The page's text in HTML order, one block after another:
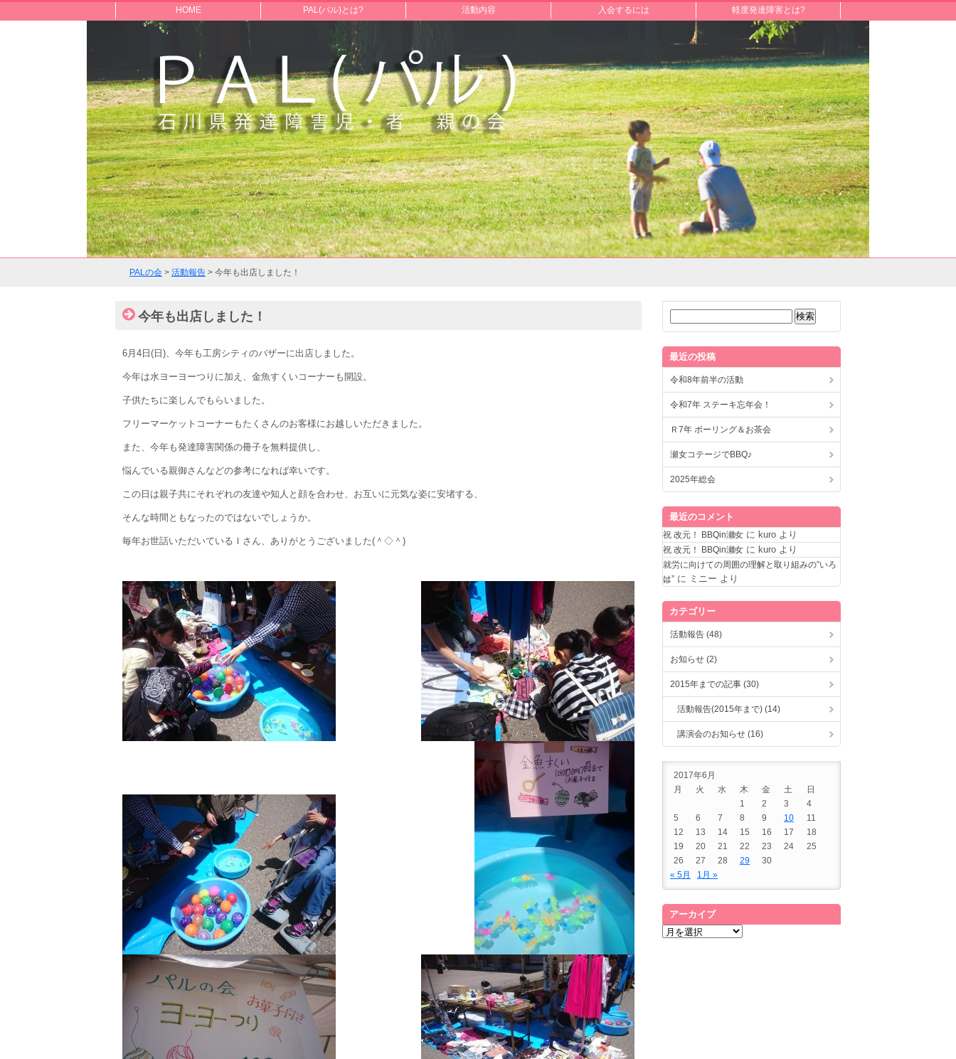
HOME PAL(パル)とは? 活動内容 入会するには 軽度発達障害とは?
PALの会 > 活動報告 > 今年も出店しました！
今年も出店しました！
6月4日(日)、今年も工房シティのバザーに出店しました。
今年は水ヨーヨーつりに加え、金魚すくいコーナーも開設。
子供たちに楽しんでもらいました。
フリーマーケットコーナーもたくさんのお客様にお越しいただきました。
また、今年も発達障害関係の冊子を無料提供し、
悩んでいる親御さんなどの参考になれば幸いです。
この日は親子共にそれぞれの友達や知人と顔を合わせ、お互いに元気な姿に安堵する、
そんな時間ともなったのではないでしょうか。
毎年お世話いただいているＩさん、ありがとうございました(＾◇＾)
最近の投稿
令和8年前半の活動
令和7年 ステーキ忘年会！
Ｒ7年 ボーリング＆お茶会
瀬女コテージでBBQ♪
2025年総会
最近のコメント
祝 改元！ BBQin瀬女 に kuro より
祝 改元！ BBQin瀬女 に kuro より
就労に向けての周囲の理解と取り組みの”いろ
は” に ミニー より
カテゴリー
活動報告 (48)
お知らせ (2)
2015年までの記事 (30)
活動報告(2015年まで) (14)
講演会のお知らせ (16)
2017年6月
月
火 水 木 金 土
日
1
2 3
4
5
6 7 8 9 10
11
12
13 14 15 16 17
18
19
20 21 22 23 24
25
26
27 28 29
30
« 5月
1月 »
アーカイブ
ア